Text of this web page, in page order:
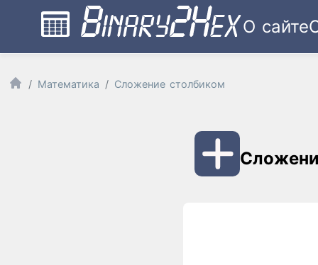
О сайте
Математика Сложение столбиком